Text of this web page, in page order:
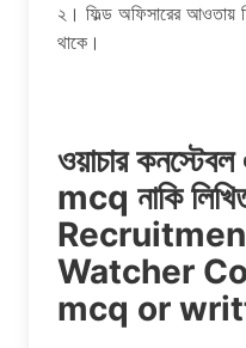
২। ফিল্ড অফিসারের আওতায়
থাকে।
ওয়াচার কনস্টেবল
mcq নাকি
Watcher
mcq or